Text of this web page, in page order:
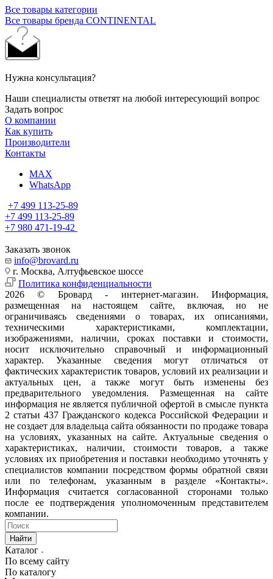
Все товары категории
Все товары бренда CONTINENTAL
Нужна консультация?
Наши специалисты ответят на любой интересующий вопрос
Задать вопрос
О компании
Как купить
Производители
Контакты
MAX
WhatsApp
+7 499 113-25-89
+7 499 113-25-89
+7 980 471-19-42
Заказать звонок
info@brovard.ru
г. Москва, Алтуфьевское шоссе
Политика конфиденциальности
2026 © Бровард - интернет-магазин. Информация,
размещенная на настоящем сайте, включая, но не
ограничиваясь сведениями о товарах, их описаниями,
техническими характеристиками, комплектации,
изображениями, наличии, сроках поставки и стоимости,
носит исключительно справочный и информационный
характер. Указанные сведения могут отличаться от
фактических характеристик товаров, условий их реализации и
актуальных цен, а также могут быть изменены без
предварительного уведомления. Размещенная на сайте
информация не является публичной офертой в смысле пункта
2 статьи 437 Гражданского кодекса Российской Федерации и
не создает для владельца сайта обязанности по продаже товара
на условиях, указанных на сайте. Актуальные сведения о
характеристиках, наличии, стоимости товаров, а также
условиях их приобретения и поставки необходимо уточнять у
специалистов компании посредством формы обратной связи
или по телефонам, указанным в разделе «Контакты».
Информация считается согласованной сторонами только
после ее подтверждения уполномоченным представителем
компании.
Найти
Каталог
По всему сайту
По каталогу